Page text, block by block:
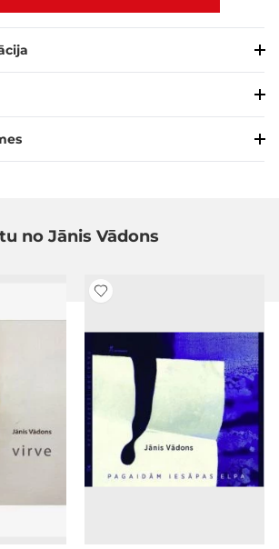
no Jānis Vādons